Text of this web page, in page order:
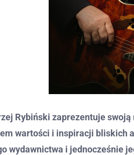
Rybiński zaprezentuje swoją
wartości i inspiracji bliskich
wydawnictwa i jednocześnie